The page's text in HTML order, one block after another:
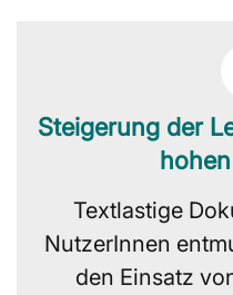
Steigerung der
Textlastige
NutzerInnen
den Einsatz